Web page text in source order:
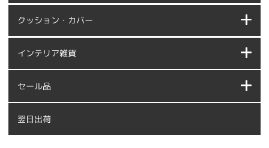
クッション・カバー
インテリア雑貨
セール品
翌日出荷